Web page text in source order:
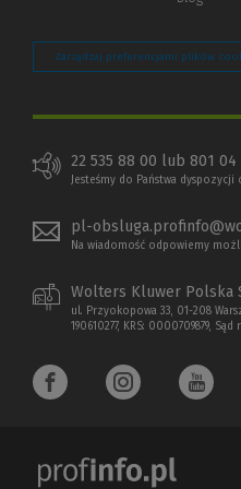
Zarządzaj preferencjami plików
22 535 88 00 lub 801 04
Jesteśmy do Państwa
pl-
Na wiadomość odpowiemy
Wolters Kluwer Polska
ul. Przyokopowa 33, 01-208
190610277, KRS: 0000709879,